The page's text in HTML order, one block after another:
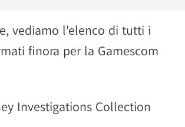
vediamo l'elenco di tutti i
finora per la Gamescom
Investigations Collection